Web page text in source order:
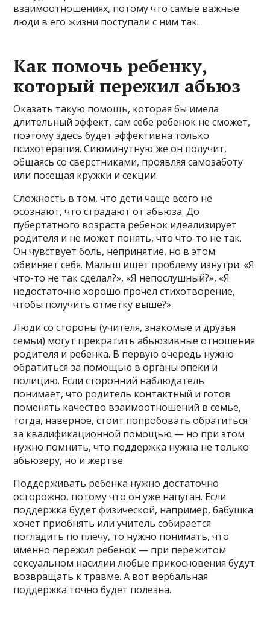
взаимоотношениях, потому что самые важные
люди в его жизни поступали с ним так.
Как помочь ребенку,
который пережил абьюз
Оказать такую помощь, которая бы имела
длительный эффект, сам себе ребенок не сможет,
поэтому здесь будет эффективна только
психотерапия. Сиюминутную же он получит,
общаясь со сверстниками, проявляя самозаботу
или посещая кружки и секции.
Сложность в том, что дети чаще всего не
осознают, что страдают от абьюза. До
пубертатного возраста ребенок идеализирует
родителя и не может понять, что что-то не так.
Он чувствует боль, непринятие, но в этом
обвиняет себя. Малыш ищет проблему изнутри: «Я
что-то не так сделал?», «Я непослушный?», «Я
недостаточно хорошо прочел стихотворение,
чтобы получить отметку выше?»
Люди со стороны (учителя, знакомые и друзья
семьи) могут прекратить абьюзивные отношения
родителя и ребенка. В первую очередь нужно
обратиться за помощью в органы опеки и
полицию. Если сторонний наблюдатель
понимает, что родитель контактный и готов
поменять качество взаимоотношений в семье,
тогда, наверное, стоит попробовать обратиться
за квалификационной помощью — но при этом
нужно помнить, что поддержка нужна не только
абьюзеру, но и жертве.
Поддерживать ребенка нужно достаточно
осторожно, потому что он уже напуган. Если
поддержка будет физической, например, бабушка
хочет приобнять или учитель собирается
погладить по плечу, то нужно понимать, что
именно пережил ребенок — при пережитом
сексуальном насилии любые прикосновения будут
возвращать к травме. А вот вербальная
поддержка точно будет полезна.